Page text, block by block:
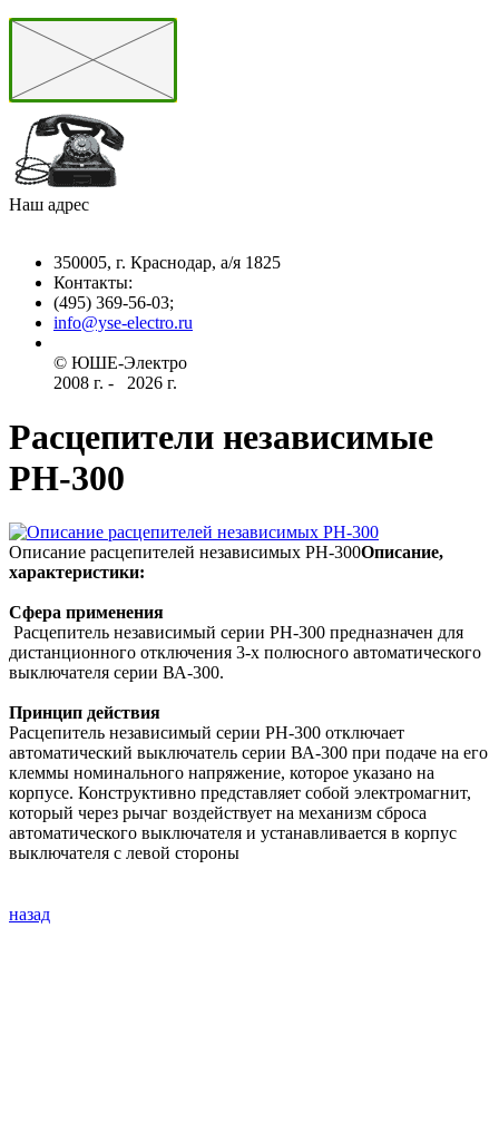
Наш адрес
350005, г. Краснодар, а/я 1825
Контакты: ­
(495) 369-56-03;
info@yse-electro.ru­
© ЮШЕ-Эл­ектро ­
2008 г­. - ­ ­­­­­
2026 г.
Расцепители независимые
РН-300
Описание расцепителей независимых РН-300Описание,
характеристики:
­Сфера применения
­ Расцепитель независимый серии РН-300 предназначен для
дистанционного отключения 3-х полюсного автоматического
выключателя серии ВА-300.
Принцип действия
Расцепитель независимый серии РН-300 отключает
автоматический выключатель серии ВА-300 при подаче на его
клеммы номинального напряжение, которое указано на
корпусе. Конструктивно представляет собой электромагнит,
который через рычаг воздействует на механизм сброса
автоматического выключателя и устанавливается в корпус
выключателя с левой стороны
назад